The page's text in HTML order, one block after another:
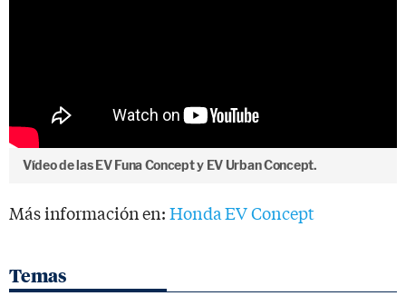
Vídeo de las EV Funa Concept y EV Urban Concept.
Más información en:Honda EV Concept
Temas